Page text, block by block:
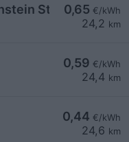
0,65 €/kWh
24,2 km
Strasse
0,59 €/kWh
24,4 km
0,44 €/kWh
24,6 km